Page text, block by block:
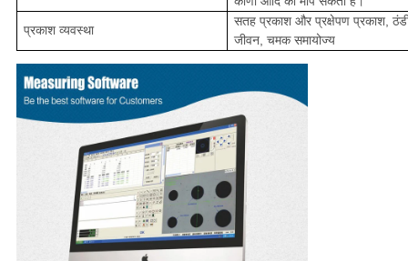
प्रकाश व्यवस्था
सतह प्रकाश और प्रक्षेपण प्रकाश,
जीवन, चमक समायोज्य